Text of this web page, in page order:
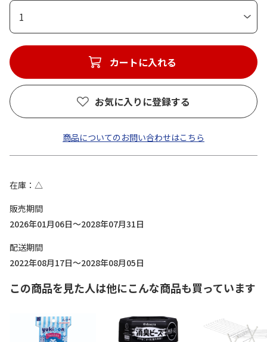
1
カートに入れる
お気に入りに登録する
商品についてのお問い合わせはこちら
在庫
△
販売期間
2026年01月06日～2028年07月31日
配送期間
2022年08月17日～2028年08月05日
この商品を見た人は他にこんな商品も買っています